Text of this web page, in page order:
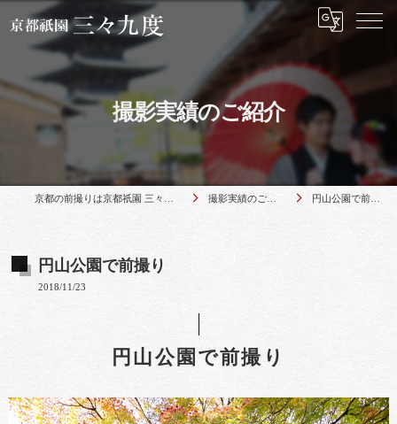
撮影実績のご紹介
撮影実績のご紹介 円山公園で前撮り
円山公園で前撮り
2018/11/23
円山公園で前撮り